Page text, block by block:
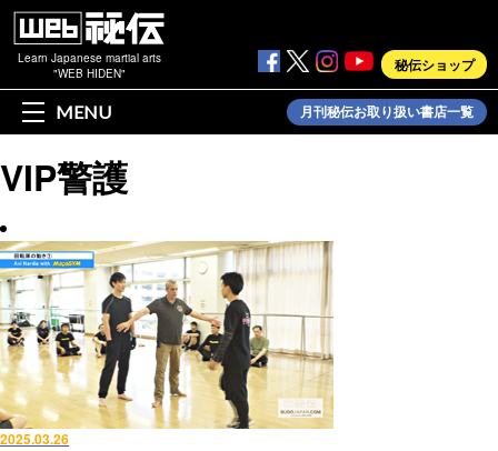
Learn Japanese martial arts
"WEB HIDEN"
秘伝ショップ
MENU 月刊秘伝お取り扱い書店一覧
VIP警護
2025.03.26